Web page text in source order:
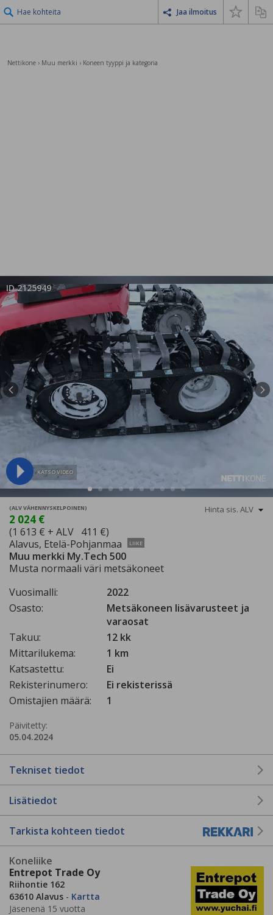
Hae kohteita Jaa ilmoitus
Nettikone › Muu merkki › Koneen tyyppi ja kategoria
KATSO VIDEO
ID 2125949
(ALV VÄHENNYSKELPOINEN)
2 024 €
(1 613 € + ALV 411 €)
Alavus, Etelä-Pohjanmaa
LIIKE
Muu merkki My.Tech 500
Musta normaali väri metsäkoneet
Vuosimalli:
2022
Osasto:
Metsäkoneen lisävarusteet ja
varaosat
Takuu:
12 kk
Mittarilukema:
1 km
Katsastettu:
Ei
Rekisterinumero:
Ei rekisterissä
Omistajien määrä:
1
Päivitetty:
05.04.2024
Tekniset tiedot
Lisätiedot
Tarkista kohteen tiedot
Koneliike
Entrepot Trade Oy
Riihontie 162
63610 Alavus - Kartta
Jäsenenä 15 vuotta